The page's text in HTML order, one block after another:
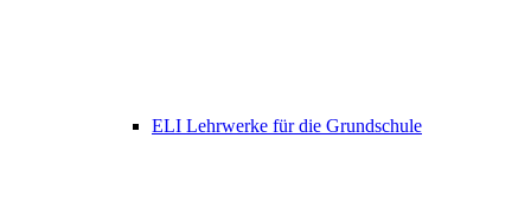
ELI Lehrwerke für die Grundschule